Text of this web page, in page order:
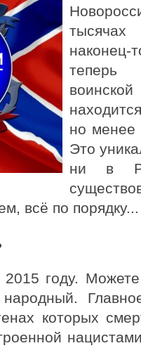
тысячах
теперь
но менее
Это
ни в
всё по порядку...
году. Можете
которых